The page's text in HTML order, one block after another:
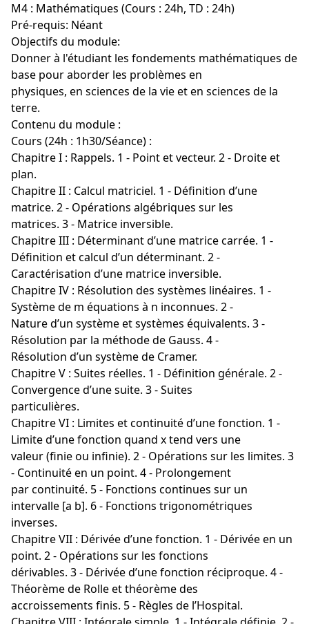
M4 : Mathématiques (Cours : 24h, TD : 24h)
Pré-requis: Néant
Objectifs du module:
Donner à l'étudiant les fondements mathématiques de
base pour aborder les problèmes en
physiques, en sciences de la vie et en sciences de la
terre.
Contenu du module :
Cours (24h : 1h30/Séance) :
Chapitre I : Rappels. 1 - Point et vecteur. 2 - Droite et
plan.
Chapitre II : Calcul matriciel. 1 - Définition d’une
matrice. 2 - Opérations algébriques sur les
matrices. 3 - Matrice inversible.
Chapitre III : Déterminant d’une matrice carrée. 1 -
Définition et calcul d’un déterminant. 2 -
Caractérisation d’une matrice inversible.
Chapitre IV : Résolution des systèmes linéaires. 1 -
Système de m équations à n inconnues. 2 -
Nature d’un système et systèmes équivalents. 3 -
Résolution par la méthode de Gauss. 4 -
Résolution d’un système de Cramer.
Chapitre V : Suites réelles. 1 - Définition générale. 2 -
Convergence d’une suite. 3 - Suites
particulières.
Chapitre VI : Limites et continuité d’une fonction. 1 -
Limite d’une fonction quand x tend vers une
valeur (finie ou infinie). 2 - Opérations sur les limites. 3
- Continuité en un point. 4 - Prolongement
par continuité. 5 - Fonctions continues sur un
intervalle [a b]. 6 - Fonctions trigonométriques
inverses.
Chapitre VII : Dérivée d’une fonction. 1 - Dérivée en un
point. 2 - Opérations sur les fonctions
dérivables. 3 - Dérivée d’une fonction réciproque. 4 -
Théorème de Rolle et théorème des
accroissements finis. 5 - Règles de l’Hospital.